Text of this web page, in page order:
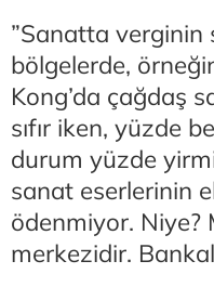
”Sanatta verginin
bölgelerde,
Kong’da çağdaş
sıfır iken, yüzde
durum yüzde
sanat eserlerinin
ödenmiyor. Niye?
merkezidir.